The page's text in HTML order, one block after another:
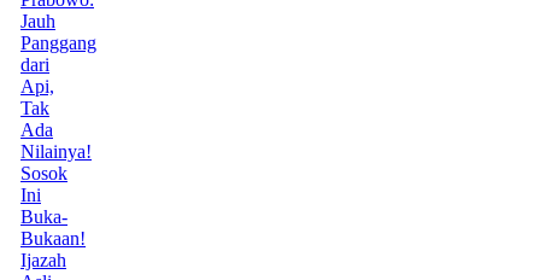
Jauh
Panggang
dari
Api,
Tak
Ada
Nilainya!
Sosok
Ini
Buka-
Bukaan!
Ijazah